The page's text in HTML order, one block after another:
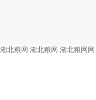
湖北粮网 湖北粮网 湖北粮网网